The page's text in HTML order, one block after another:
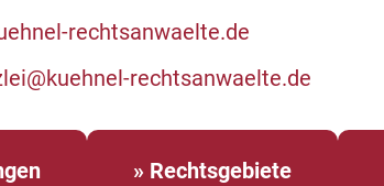
rechtsanwaelte.de
rechtsanwaelte.de
» Rechtsgebiete